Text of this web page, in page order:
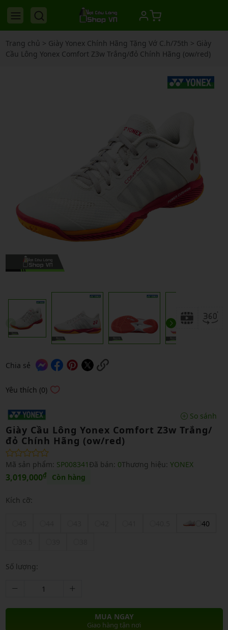
Trang chủ > Giày Yonex Chính Hãng Tặng Vớ C.h/75th > Giày
Cầu Lông Yonex Comfort Z3w Trắng/đỏ Chính Hãng (ow/red)
Chia sẻ
Yêu thích (0)
So sánh
Giày Cầu Lông Yonex Comfort Z3w Trắng/
đỏ Chính Hãng (ow/red)
Mã sản phẩm: SP008341 Đã bán: 0Thương hiệu: YONEX
3,019,000₫ Còn hàng
Kích cỡ:
40
Số lượng:
MUA NGAY
Giao hàng tận nơi